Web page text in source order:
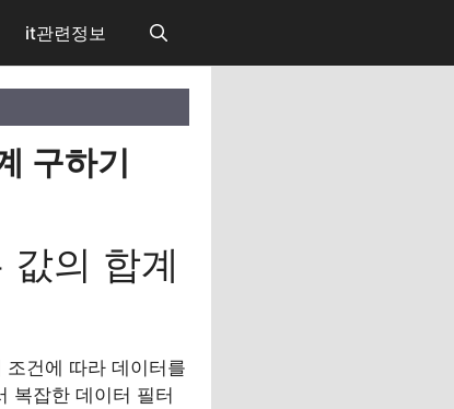
it관련정보
구하기
의 합계
건에 따라 데이터를
복잡한 데이터 필터